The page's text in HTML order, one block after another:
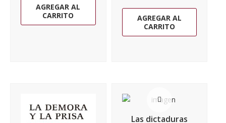
AGREGAR AL
CARRITO
AGREGAR AL
CARRITO
Las dictaduras